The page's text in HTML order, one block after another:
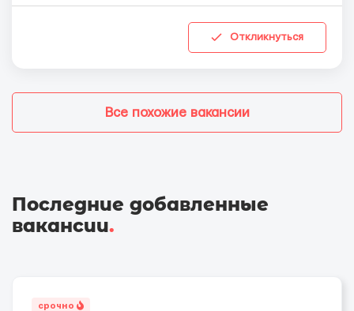
Откликнуться
Все похожие вакансии
Последние добавленные
вакансии.
срочно